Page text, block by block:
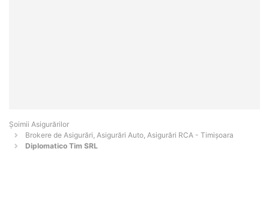
Șoimii Asigurărilor
Brokere de Asigurări, Asigurări Auto, Asigurări RCA - Timişoara
Diplomatico Tim SRL